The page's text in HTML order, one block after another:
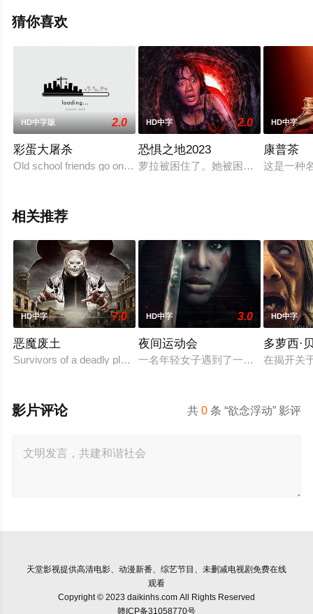
电影、电视猫或剧情网等平台了解。
猜你喜欢
HD中字版 2.0
彩蛋大屠杀
Old school friends go on a paintball trip, miles away from civilizatio
HD中字 2.0
恐惧之地2023
萝拉被困住了。她被困在生活、工作
HD中字
康普茶
这是一种
相关推荐
HD中字 7.0
恶魔废土
Survivors of a deadly plague roam the North American wasteland
HD中字 3.0
夜间运动会
一名年轻女子遇到了一位在网上认识
HD中字
多萝西·
在揭开关
共0 条 “欲念浮动” 影评
影片评论
天堂影视提供高清电影、动漫新番、综艺节目、未删减电视剧免费在线
观看
Copyright © 2023 daikinhs.com All Rights Reserved
赣ICP备31058770号